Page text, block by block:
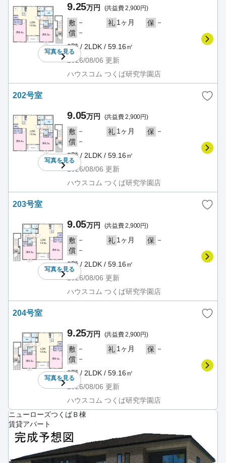
写真を見る
9.25万円 (共益費 2,900円)
敷 － 礼 1ヶ月 保 －
償 －
2階 / 2LDK / 59.16㎡
2026/08/06 更新
ハウスコム つくば研究学園店
202号室
写真を見る
9.05万円 (共益費 2,900円)
敷 － 礼 1ヶ月 保 －
償 －
2階 / 2LDK / 59.16㎡
2026/08/06 更新
ハウスコム つくば研究学園店
203号室
写真を見る
9.05万円 (共益費 2,900円)
敷 － 礼 1ヶ月 保 －
償 －
2階 / 2LDK / 59.16㎡
2026/08/06 更新
ハウスコム つくば研究学園店
204号室
写真を見る
9.25万円 (共益費 2,900円)
敷 － 礼 1ヶ月 保 －
償 －
2階 / 2LDK / 59.16㎡
2026/08/06 更新
ハウスコム つくば研究学園店
ニューローズつくばＢ棟
賃貸アパート